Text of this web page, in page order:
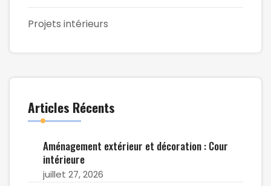
Projets intérieurs
Articles Récents
Aménagement extérieur et décoration : Cour
intérieure
juillet 27, 2026